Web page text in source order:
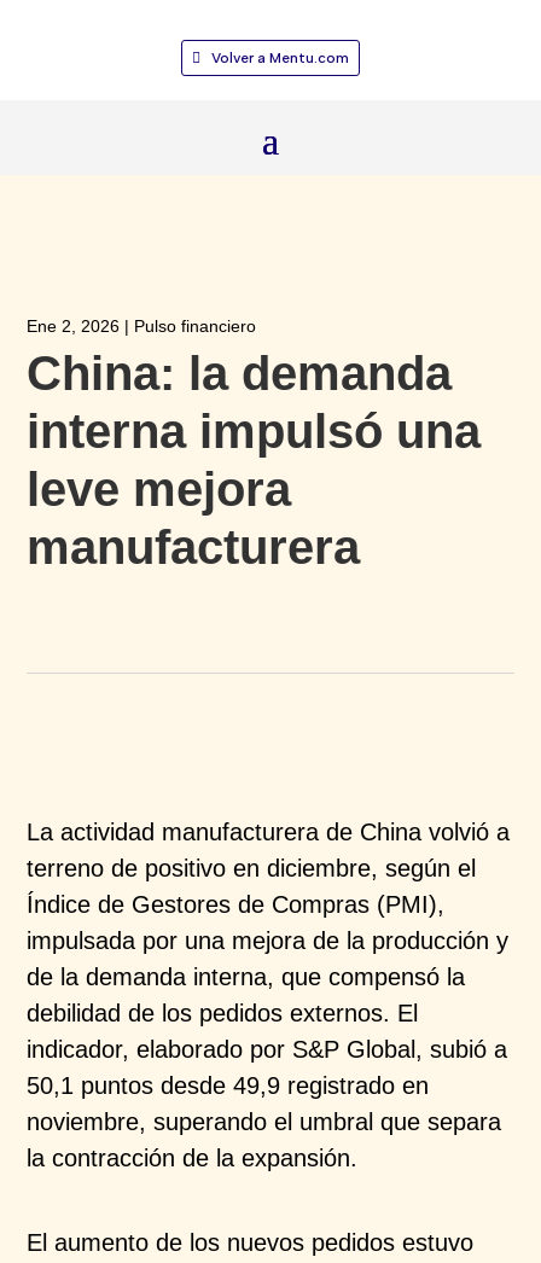
Volver a Mentu.com
Ene 2, 2026 | Pulso financiero
China: la demanda
interna impulsó una
leve mejora
manufacturera
La actividad manufacturera de China volvió a
terreno de positivo en diciembre, según el
Índice de Gestores de Compras (PMI),
impulsada por una mejora de la producción y
de la demanda interna, que compensó la
debilidad de los pedidos externos. El
indicador,elaborado por S&P Global, subió a
50,1 puntos desde49,9 registrado en
noviembre, superando el umbral quesepara
la contracción de la expansión.
El aumento de los nuevos pedidos estuvo